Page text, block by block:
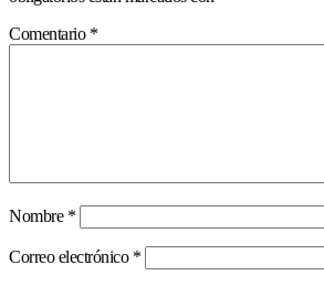
Comentario *
Nombre *
Correo electrónico *